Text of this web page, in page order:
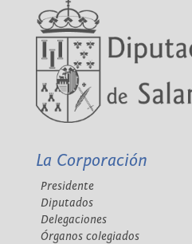
La Corporación
Presidente
Diputados
Delegaciones
Órganos colegiados